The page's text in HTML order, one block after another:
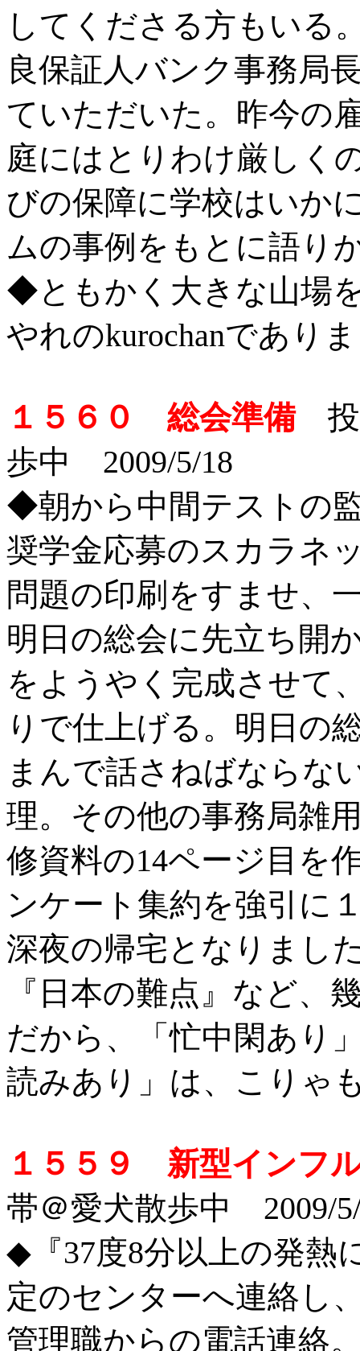
してくださる方もいる
良保証人バンク事務局
ていただいた。昨今の
庭にはとりわけ厳しく
びの保障に学校はいか
ムの事例をもとに語り
◆ともかく大きな山場
やれのkurochanであり
１５６０ 総会準備投
歩中 2009/5/18
◆朝から中間テストの
奨学金応募のスカラネ
問題の印刷をすませ、
明日の総会に先立ち開
をようやく完成させて
りで仕上げる。明日の
まんで話さねばならな
理。その他の事務局雑
修資料の14ページ目を
ンケート集約を強引に
深夜の帰宅となりまし
『日本の難点』など、
だから、「忙中閑あり
読みあり」は、こりゃ
１５５９ 新型インフ
帯＠愛犬散歩中
◆『37度8分以上の発熱
定のセンターへ連絡し
管理職からの電話連絡